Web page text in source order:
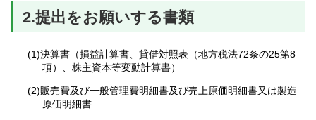
2.提出をお願いする書類
(1)決算書（損益計算書、貸借対照表（地方税法72条の25第8
項）、株主資本等変動計算書）
(2)販売費及び一般管理費明細書及び売上原価明細書又は製造
原価明細書